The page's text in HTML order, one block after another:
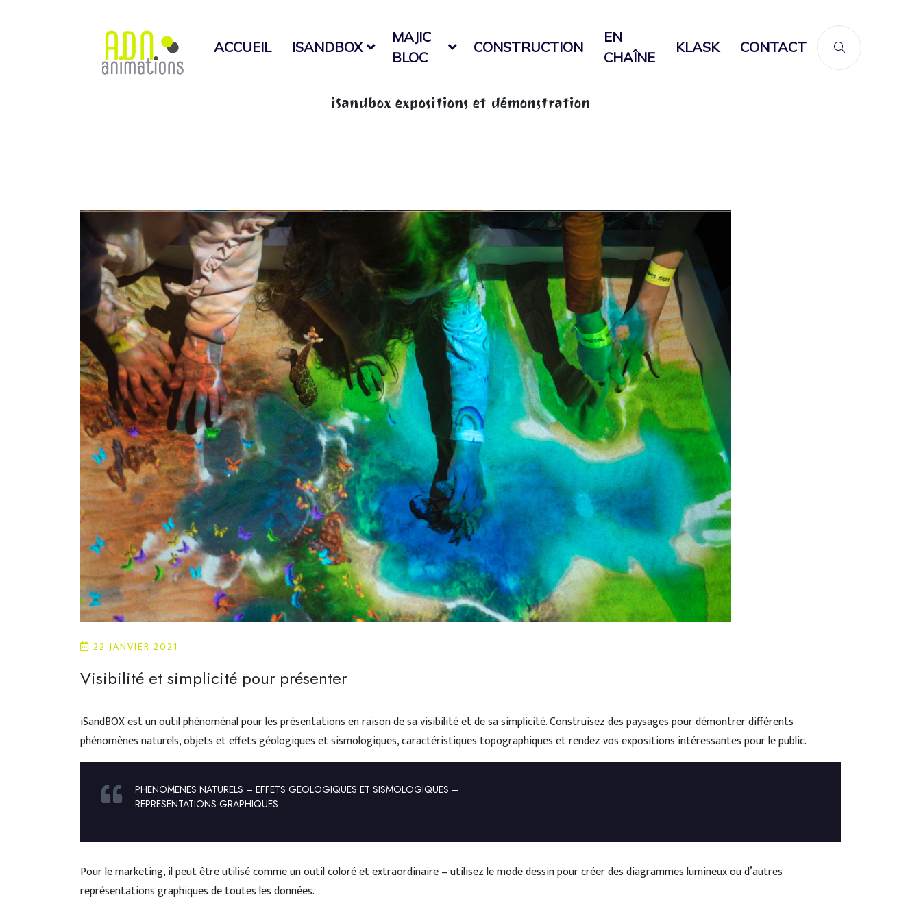
ACCUEIL ISANDBOX
MAJIC
BLOC
CONSTRUCTION
EN
CHAÎNE
KLASK CONTACT
iSandbox expositions et démonstration
22 JANVIER 2021
Visibilité et simplicité pour présenter
iSandBOX est un outil phénoménal pour les présentations en raison de sa visibilité et de sa simplicité. Construisez des paysages pour démontrer différents
phénomènes naturels, objets et effets géologiques et sismologiques, caractéristiques topographiques et rendez vos expositions intéressantes pour le public.
PHENOMENES NATURELS – EFFETS GEOLOGIQUES ET SISMOLOGIQUES –
REPRESENTATIONS GRAPHIQUES
Pour le marketing, il peut être utilisé comme un outil coloré et extraordinaire – utilisez le mode dessin pour créer des diagrammes lumineux ou d’autres
représentations graphiques de toutes les données.